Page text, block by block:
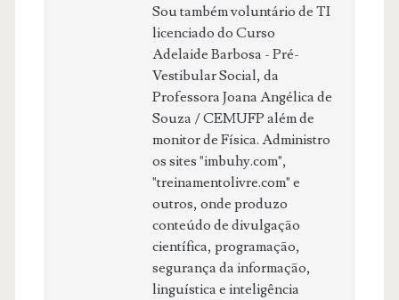
Sou também voluntário de TI
licenciado do Curso
Adelaide Barbosa - Pré-
Vestibular Social, da
Professora Joana Angélica de
Souza / CEMUFP além de
monitor de Física. Administro
os sites "imbuhy.com",
"treinamentolivre.com" e
outros, onde produzo
conteúdo de divulgação
científica, programação,
segurança da informação,
linguística e inteligência